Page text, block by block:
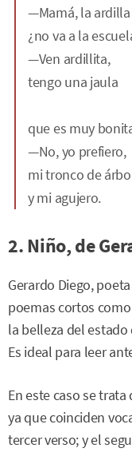
—Mamá, la ardilla
¿no va a la
—Ven ardillita,
tengo una jaula
que es muy
—No, yo prefiero,
mi tronco de
y mi agujero.
2. Niño, de
Gerardo Diego,
poemas cortos
la belleza del
Es ideal para leer
En este caso se
ya que coinciden
tercer verso; y el